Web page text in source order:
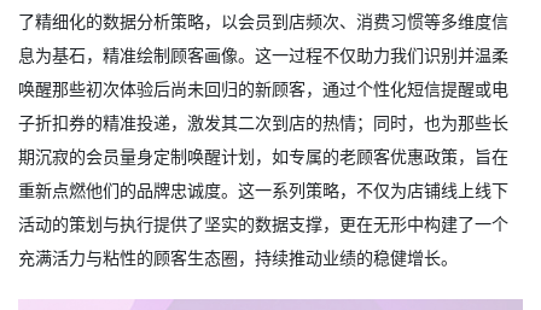
了精细化的数据分析策略，以会员到店频次、消费习惯等多维度信
息为基石，精准绘制顾客画像。这一过程不仅助力我们识别并温柔
唤醒那些初次体验后尚未回归的新顾客，通过个性化短信提醒或电
子折扣券的精准投递，激发其二次到店的热情；同时，也为那些长
期沉寂的会员量身定制唤醒计划，如专属的老顾客优惠政策，旨在
重新点燃他们的品牌忠诚度。这一系列策略，不仅为店铺线上线下
活动的策划与执行提供了坚实的数据支撑，更在无形中构建了一个
充满活力与粘性的顾客生态圈，持续推动业绩的稳健增长。